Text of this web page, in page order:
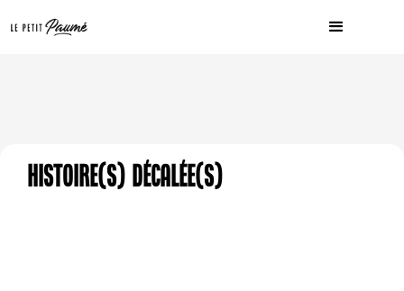
Histoire(s) Décalée(s)